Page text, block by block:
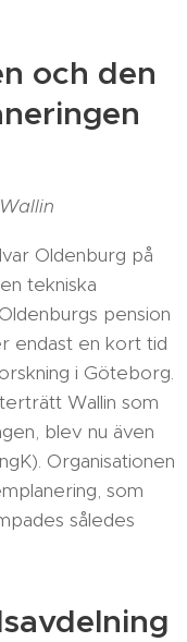
och den
Oldenburg på
tekniska
pension
endast en kort tid
i Göteborg.
Wallin som
blev nu även
Organisationen
som
således